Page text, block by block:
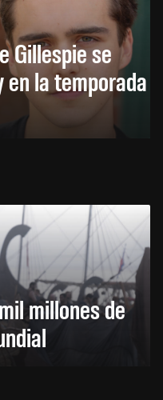
Gillespie se
en la temporada
millones de